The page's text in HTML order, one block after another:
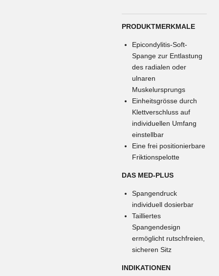
PRODUKTMERKMALE
Epicondylitis-Soft-
Spange zur Entlastung
des radialen oder
ulnaren
Muskelursprungs
Einheitsgrösse durch
Klettverschluss auf
individuellen Umfang
einstellbar
Eine frei positionierbare
Friktionspelotte
DAS MED-PLUS
Spangendruck
individuell dosierbar
Tailliertes
Spangendesign
ermöglicht rutschfreien,
sicheren Sitz
INDIKATIONEN